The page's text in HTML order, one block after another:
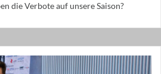
die Verbote auf unsere Saison?